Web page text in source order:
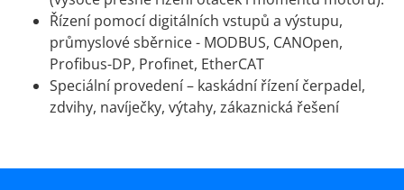
Řízení pomocí digitálních vstupů a výstupu,
průmyslové sběrnice - MODBUS, CANOpen,
Profibus-DP, Profinet, EtherCAT
Speciální provedení – kaskádní řízení čerpadel,
zdvihy, navíječky, výtahy, zákaznická řešení